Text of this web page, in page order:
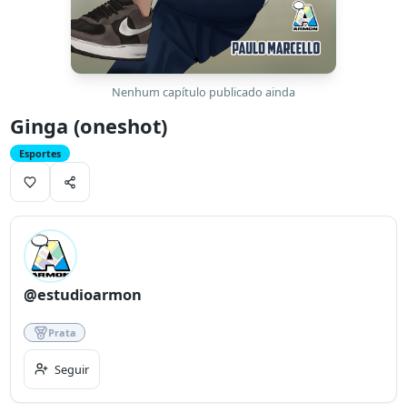
Nenhum capítulo publicado ainda
Ginga (oneshot)
Esportes
@estudioarmon
Prata
Seguir